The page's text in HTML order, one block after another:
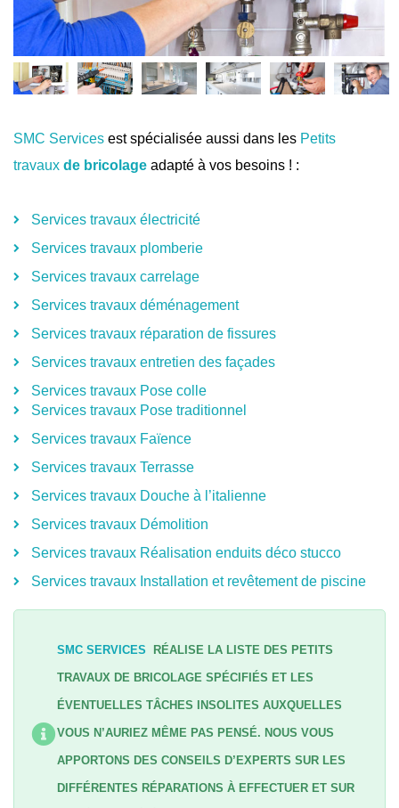
SMC Services est spécialisée aussi dans les Petits
travaux de bricolage adapté à vos besoins ! :
Services travaux électricité
Services travaux plomberie
Services travaux carrelage
Services travaux déménagement
Services travaux réparation de fissures
Services travaux entretien des façades
Services travaux Pose colle
Services travaux Pose traditionnel
Services travaux Faïence
Services travaux Terrasse
Services travaux Douche à l’italienne
Services travaux Démolition
Services travaux Réalisation enduits déco stucco
Services travaux Installation et revêtement de piscine
SMC SERVICES RÉALISE LA LISTE DES PETITS
TRAVAUX DE BRICOLAGE SPÉCIFIÉS ET LES
ÉVENTUELLES TÂCHES INSOLITES AUXQUELLES
VOUS N’AURIEZ MÊME PAS PENSÉ. NOUS VOUS
APPORTONS DES CONSEILS D’EXPERTS SUR LES
DIFFÉRENTES RÉPARATIONS À EFFECTUER ET SUR